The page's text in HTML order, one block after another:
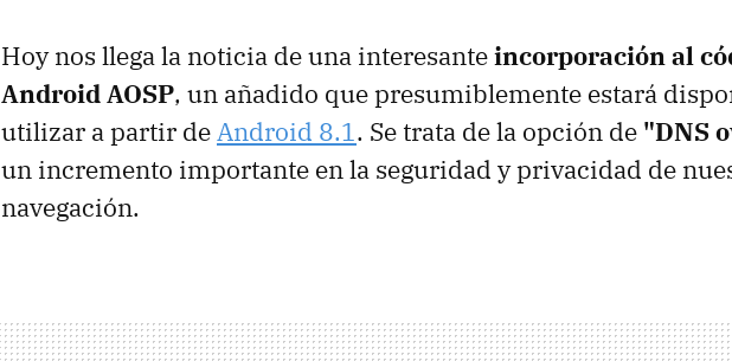
Hoy nos llega la noticia de una interesanteincorporación al
Android AOSP, un añadido que presumiblemente estará
utilizar a partir deAndroid 8.1. Se trata de la opción de "DNS
un incremento importante en la seguridad y privacidad de
navegación.